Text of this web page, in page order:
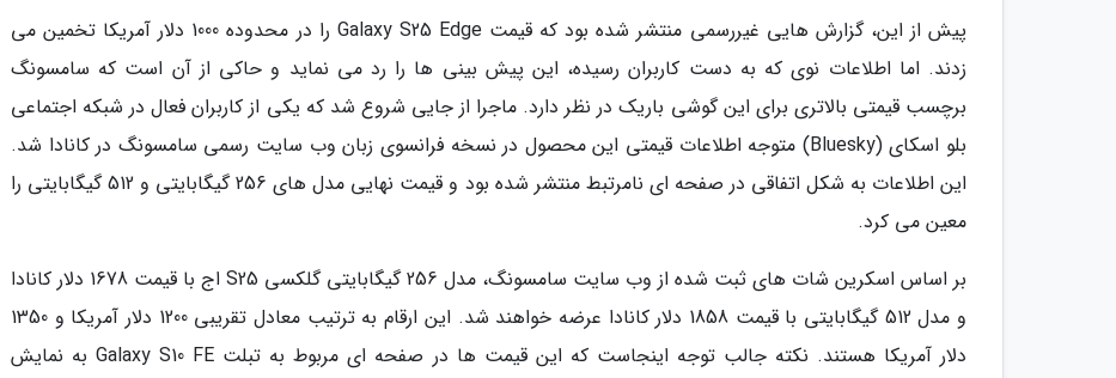
پیش از این، گزارش هایی غیررسمی منتشر شده بود که قیمت Galaxy S25 Edge را در محدوده 1000 دلار آمریکا تخمین می
زدند. اما اطلاعات نوی که به دست کاربران رسیده، این پیش بینی ها را رد می نماید و حاکی از آن است که سامسونگ
برچسب قیمتی بالاتری برای این گوشی باریک در نظر دارد. ماجرا از جایی شروع شد که یکی از کاربران فعال در شبکه اجتماعی
بلو اسکای (Bluesky) متوجه اطلاعات قیمتی این محصول در نسخه فرانسوی زبان وب سایت رسمی سامسونگ در کانادا شد.
این اطلاعات به شکل اتفاقی در صفحه ای نامرتبط منتشر شده بود و قیمت نهایی مدل های 256 گیگابایتی و 512 گیگابایتی را
معین می کرد.
بر اساس اسکرین شات های ثبت شده از وب سایت سامسونگ، مدل 256 گیگابایتی گلکسی S25 اج با قیمت 1678 دلار کانادا
و مدل 512 گیگابایتی با قیمت 1858 دلار کانادا عرضه خواهند شد. این ارقام به ترتیب معادل تقریبی 1200 دلار آمریکا و 1350
دلار آمریکا هستند. نکته جالب توجه اینجاست که این قیمت ها در صفحه ای مربوط به تبلت Galaxy S10 FE به نمایش